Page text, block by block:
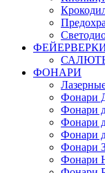
ФОНАРИ
Фонари
Фонари
Фонари
Фонари
Фонари